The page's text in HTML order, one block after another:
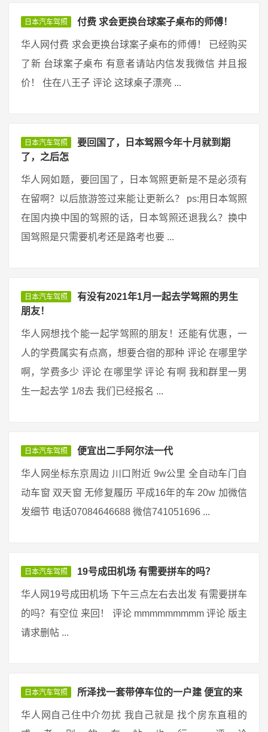
日本汽车驾照 付费 求会更换台球案子桌布的师傅！
华人网付费 求会更换台球案子桌布的师傅！ 已经购买
了新 台球案子桌布 有意者请站内信发我微信 并且报
价！ 住在八王子 评论 这球桌子漂亮 ...
日本汽车驾照
要回国了，日本驾照今年十月就到期
了，之后怎
华人网如题，要回国了，日本驾照更新是不是必须有
在留啊？以后旅游签过来能让更新么？ ps:用日本驾照
在国内换中国的驾照的话，日本驾照还退我么？换中
国驾照是只需要机考还是路考也要 ...
日本汽车驾照
有没有2021年1月一起去学驾照的男生
朋友！
华人网想找个能一起学驾照的朋友！还能有优惠，一
人的学费属实有点高，想要合宿的那种 评论 在哪里学
啊，学费多少 评论 在哪里学 评论 有啊 我和群里一男
生一起去学 1/8去 我们已经报名 ...
日本汽车驾照 便宜出二手阿尔法一代
华人网坐标东京周边 川口附近 9w公里 全自动车门自
动车窗 双天窗 无修复履历 平成16年的车 20w 加微信
发细节 电话07084646688 微信741051696 ...
日本汽车驾照 19号成田机场 有需要拼车的吗？
华人网19号成田机场 下午三点左右去出发 有需要拼车
的吗？有空位 来回！ 评论 mmmmmmmmm 评论 版主
请求删帖 ...
日本汽车驾照 所泽找一套带停车位的一户建 便宜的来
华人网自己住中介勿扰 我自己就是 找个房东直租的